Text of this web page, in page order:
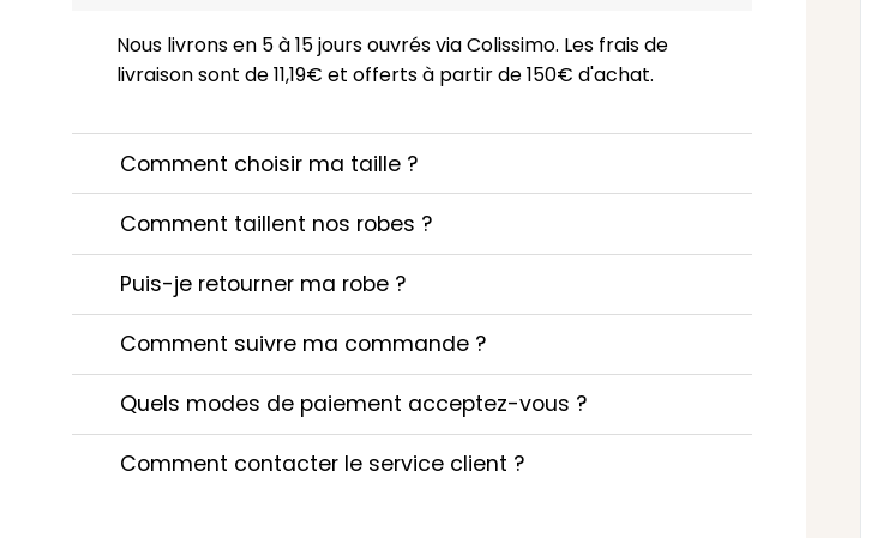
Nous livrons en 5 à 15 jours ouvrés via Colissimo. Les frais de
livraison sont de 11,19€ et offerts à partir de 150€ d'achat.
Comment choisir ma taille ?
Comment taillent nos robes ?
Puis-je retourner ma robe ?
Comment suivre ma commande ?
Quels modes de paiement acceptez-vous ?
Comment contacter le service client ?